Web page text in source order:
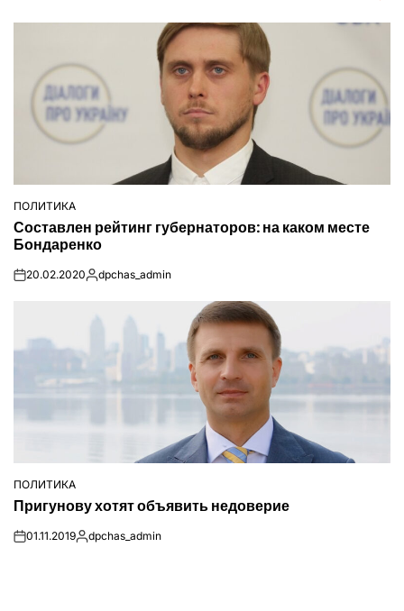
ОПУБЛІКУВАТИ
У
ПОЛИТИКА
Составлен рейтинг губернаторов: на каком месте
Бондаренко
on20.02.2020Опубліковано
dpchas_admin
ОПУБЛІКУВАТИ
ПОЛИТИКА
Пригунову хотят объявить недоверие
on01.11.2019Опубліковано
dpchas_admin